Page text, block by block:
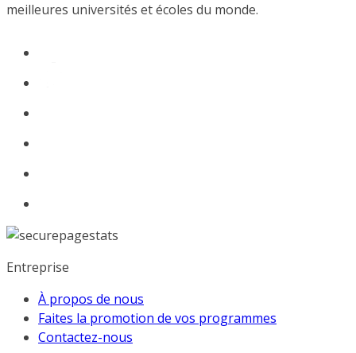
meilleures universités et écoles du monde.
Entreprise
À propos de nous
Faites la promotion de vos programmes
Contactez-nous